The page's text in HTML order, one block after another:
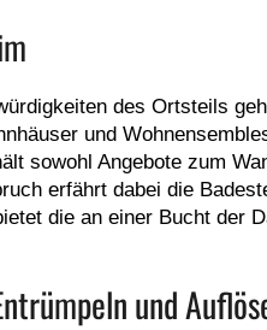
des Ortsteils
und
sowohl Angebote zum
erfährt dabei die
die an einer Bucht der
und